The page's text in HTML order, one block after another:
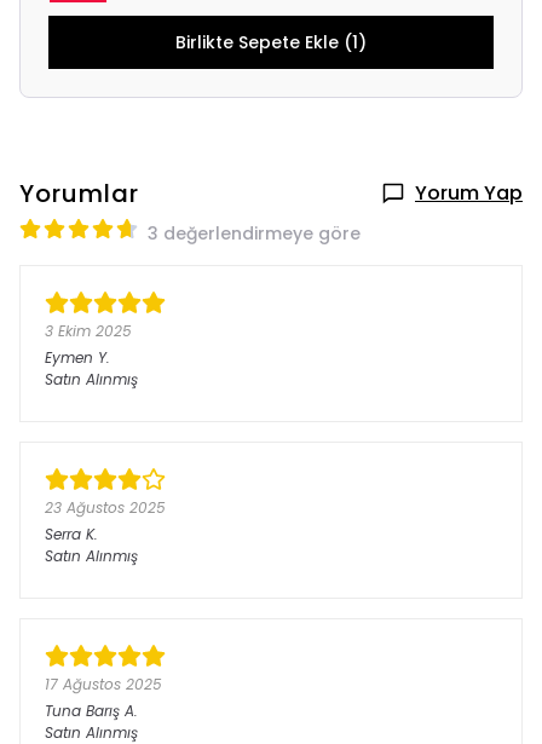
Birlikte Sepete Ekle (1)
Yorumlar Yorum Yap
3 değerlendirmeye göre
3 Ekim 2025
Eymen Y.
Satın Alınmış
23 Ağustos 2025
Serra K.
Satın Alınmış
17 Ağustos 2025
Tuna Barış A.
Satın Alınmış